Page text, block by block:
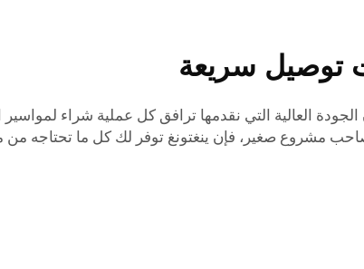
توصيل سريعة
العالية التي نقدمها ترافق كل عملية شراء
مشروع صغير، فإن ينغتونغ توفر لك كل ما تحتاجه من